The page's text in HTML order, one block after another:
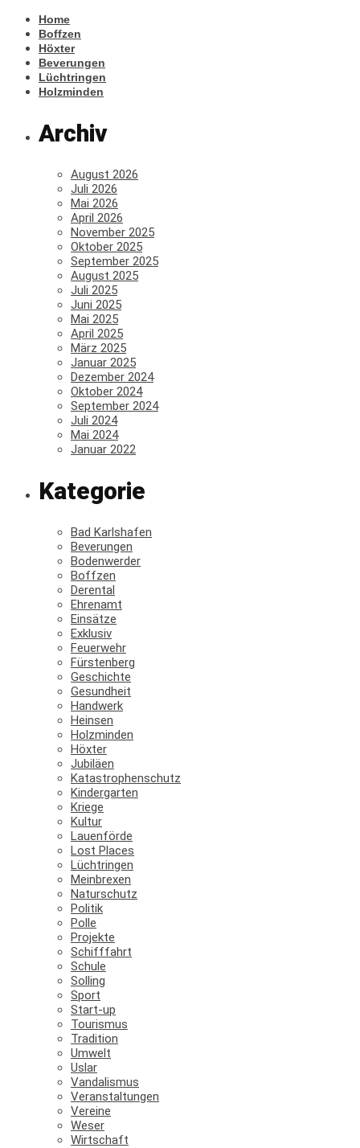
Home
Boffzen
Höxter
Beverungen
Lüchtringen
Holzminden
Archiv
August 2026
Juli 2026
Mai 2026
April 2026
November 2025
Oktober 2025
September 2025
August 2025
Juli 2025
Juni 2025
Mai 2025
April 2025
März 2025
Januar 2025
Dezember 2024
Oktober 2024
September 2024
Juli 2024
Mai 2024
Januar 2022
Kategorie
Bad Karlshafen
Beverungen
Bodenwerder
Boffzen
Derental
Ehrenamt
Einsätze
Exklusiv
Feuerwehr
Fürstenberg
Geschichte
Gesundheit
Handwerk
Heinsen
Holzminden
Höxter
Jubiläen
Katastrophenschutz
Kindergarten
Kriege
Kultur
Lauenförde
Lost Places
Lüchtringen
Meinbrexen
Naturschutz
Politik
Polle
Projekte
Schifffahrt
Schule
Solling
Sport
Start-up
Tourismus
Tradition
Umwelt
Uslar
Vandalismus
Veranstaltungen
Vereine
Weser
Wirtschaft